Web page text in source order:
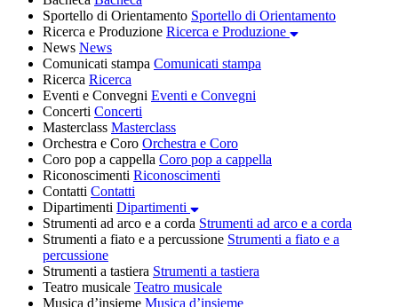
Sportello di Orientamento Sportello di Orientamento
Ricerca e Produzione Ricerca e Produzione
News News
Comunicati stampa Comunicati stampa
Ricerca Ricerca
Eventi e Convegni Eventi e Convegni
Concerti Concerti
Masterclass Masterclass
Orchestra e Coro Orchestra e Coro
Coro pop a cappella Coro pop a cappella
Riconoscimenti Riconoscimenti
Contatti Contatti
Dipartimenti Dipartimenti
Strumenti ad arco e a corda Strumenti ad arco e a corda
Strumenti a fiato e a percussione Strumenti a fiato e a
percussione
Strumenti a tastiera Strumenti a tastiera
Teatro musicale Teatro musicale
Musica d’insieme Musica d’insieme